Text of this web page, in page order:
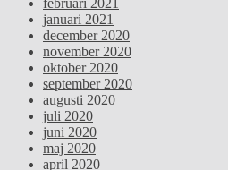
februari 2021
januari 2021
december 2020
november 2020
oktober 2020
september 2020
augusti 2020
juli 2020
juni 2020
maj 2020
april 2020